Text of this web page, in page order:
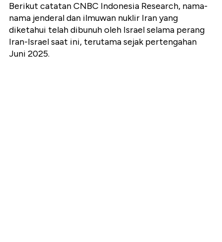
Berikut catatan CNBC Indonesia Research, nama-
nama jenderal dan ilmuwan nuklir Iran yang
diketahui telah dibunuh oleh Israel selama perang
Iran-Israel saat ini, terutama sejak pertengahan
Juni 2025.